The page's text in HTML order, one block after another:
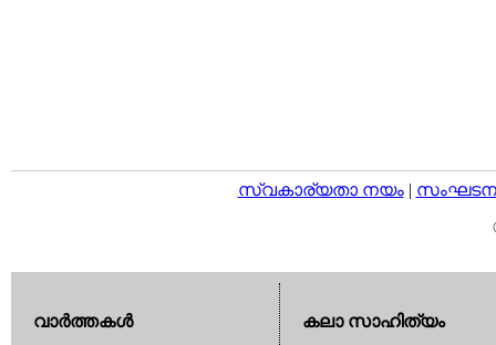
സ്വകാര്യതാ നയം|
വാര്‍ത്തകള്‍
കലാ സാഹിത്യം